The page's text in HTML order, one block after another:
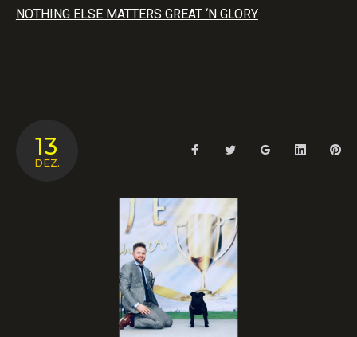
NOTHING ELSE MATTERS GREAT ‘N GLORY
SCHLAGWORT:
NOTHING
MATTERS
GREAT
13
DEZ.
FacebookTwitter Google+ LinkedIn